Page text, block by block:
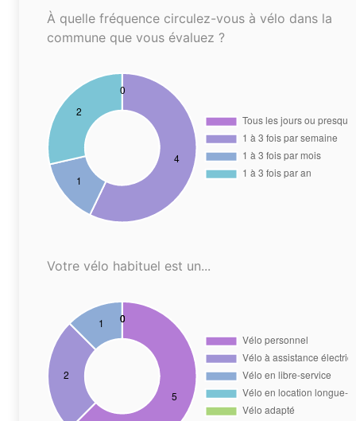
À quelle fréquence circulez-vous à vélo dans la
commune que vous évaluez ?
Votre vélo habituel est un...